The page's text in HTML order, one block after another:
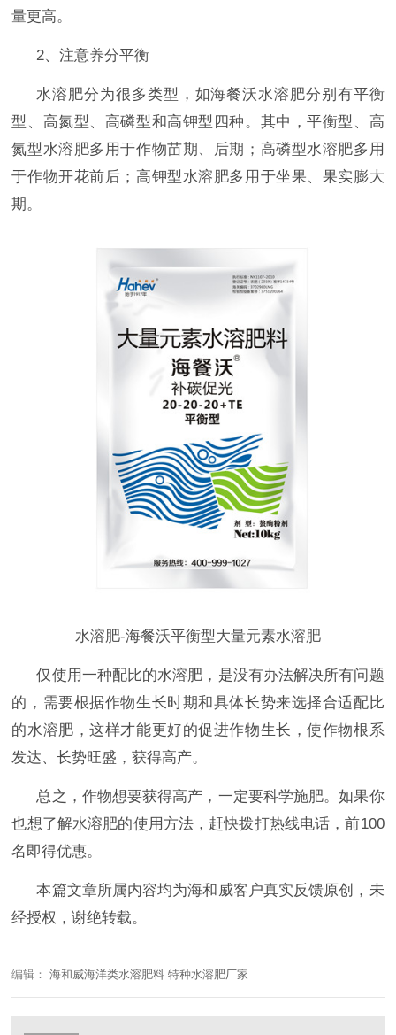
量更高。
2、注意养分平衡
水溶肥分为很多类型，如海餐沃水溶肥分别有平衡
型、高氮型、高磷型和高钾型四种。其中，平衡型、高
氮型水溶肥多用于作物苗期、后期；高磷型水溶肥多用
于作物开花前后；高钾型水溶肥多用于坐果、果实膨大
期。
水溶肥-海餐沃平衡型大量元素水溶肥
仅使用一种配比的水溶肥，是没有办法解决所有问题
的，需要根据作物生长时期和具体长势来选择合适配比
的水溶肥，这样才能更好的促进作物生长，使作物根系
发达、长势旺盛，获得高产。
总之，作物想要获得高产，一定要科学施肥。如果你
也想了解水溶肥的使用方法 ，赶快拨打热线电话，前100
名即得优惠。
本篇文章所属内容均为海和威客户真实反馈原创，未
经授权，谢绝转载。
编辑：海和威海洋类水溶肥料 特种水溶肥厂家